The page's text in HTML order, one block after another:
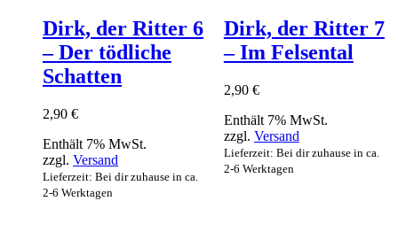
Dirk, der Ritter 6
– Der tödliche
Schatten
2,90 €
Enthält 7% MwSt.
zzgl. Versand
Lieferzeit: Bei dir zuhause in ca.
2-6 Werktagen
Dirk, der Ritter 7
– Im Felsental
2,90 €
Enthält 7% MwSt.
zzgl. Versand
Lieferzeit: Bei dir zuhause in ca.
2-6 Werktagen